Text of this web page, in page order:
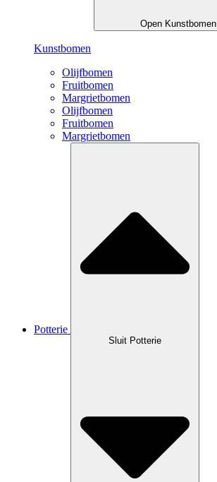
Open Kunstbomen
Kunstbomen
Olijfbomen
Fruitbomen
Margrietbomen
Olijfbomen
Fruitbomen
Margrietbomen
Potterie
Sluit Potterie